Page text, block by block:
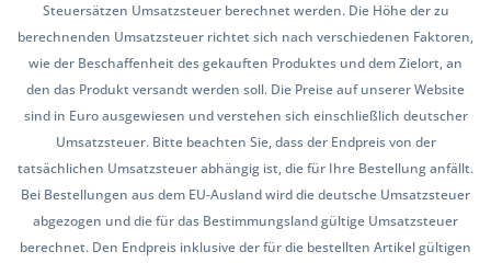
Steuersätzen Umsatzsteuer berechnet werden. Die Höhe der zu
berechnenden Umsatzsteuer richtet sich nach verschiedenen Faktoren,
wie der Beschaffenheit des gekauften Produktes und dem Zielort, an
den das Produkt versandt werden soll. Die Preise auf unserer Website
sind in Euro ausgewiesen und verstehen sich einschließlich deutscher
Umsatzsteuer. Bitte beachten Sie, dass der Endpreis von der
tatsächlichen Umsatzsteuer abhängig ist, die für Ihre Bestellung anfällt.
Bei Bestellungen aus dem EU-Ausland wird die deutsche Umsatzsteuer
abgezogen und die für das Bestimmungsland gültige Umsatzsteuer
berechnet. Den Endpreis inklusive der für die bestellten Artikel gültigen